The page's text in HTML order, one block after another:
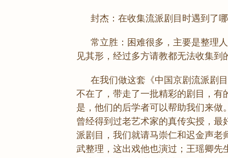
封杰：在收集流派剧目时遇到了
常立胜：困难很多，主要是整理
见其形，经过多方请教都无法收集到
在我们做这套《中国京剧流派剧
不在了，带走了一批精彩的剧目，
是，他们的后学者可以帮助我们来
曾经得到过老艺术家的真传实授，最
派剧目，我们就请马崇仁和迟金声
武整理，这出戏他也演过；王瑶卿